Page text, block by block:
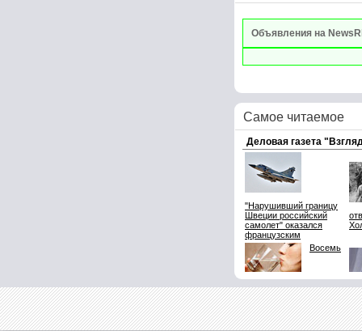
Объявления на
Самое читаемое